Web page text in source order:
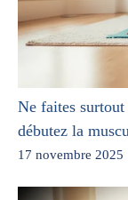
Ne faites surtout
débutez la
17 novembre 2025